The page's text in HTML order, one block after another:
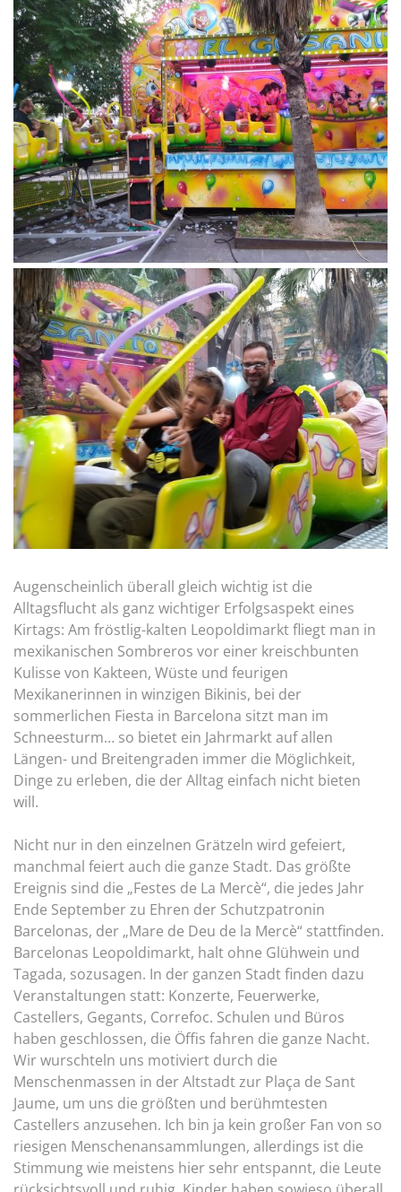
Augenscheinlich überall gleich wichtig ist die
Alltagsflucht als ganz wichtiger Erfolgsaspekt eines
Kirtags: Am fröstlig-kalten Leopoldimarkt fliegt man in
mexikanischen Sombreros vor einer kreischbunten
Kulisse von Kakteen, Wüste und feurigen
Mexikanerinnen in winzigen Bikinis, bei der
sommerlichen Fiesta in Barcelona sitzt man im
Schneesturm… so bietet ein Jahrmarkt auf allen
Längen- und Breitengraden immer die Möglichkeit,
Dinge zu erleben, die der Alltag einfach nicht bieten
will.
Nicht nur in den einzelnen Grätzeln wird gefeiert,
manchmal feiert auch die ganze Stadt. Das größte
Ereignis sind die „Festes de La Mercè“, die jedes Jahr
Ende September zu Ehren der Schutzpatronin
Barcelonas, der „Mare de Deu de la Mercè“ stattfinden.
Barcelonas Leopoldimarkt, halt ohne Glühwein und
Tagada, sozusagen. In der ganzen Stadt finden dazu
Veranstaltungen statt: Konzerte, Feuerwerke,
Castellers, Gegants, Correfoc. Schulen und Büros
haben geschlossen, die Öffis fahren die ganze Nacht.
Wir wurschteln uns motiviert durch die
Menschenmassen in der Altstadt zur Plaça de Sant
Jaume, um uns die größten und berühmtesten
Castellers anzusehen. Ich bin ja kein großer Fan von so
riesigen Menschenansammlungen, allerdings ist die
Stimmung wie meistens hier sehr entspannt, die Leute